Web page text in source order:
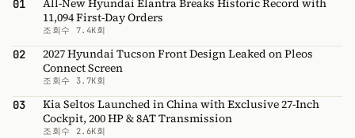
01
All-New Hyundai Elantra Breaks Historic Record with
11,094 First-Day Orders
조회수 7.4K회
02
2027 Hyundai Tucson Front Design Leaked on Pleos
Connect Screen
조회수 3.7K회
03
Kia Seltos Launched in China with Exclusive 27-Inch
Cockpit, 200 HP & 8AT Transmission
조회수 2.6K회